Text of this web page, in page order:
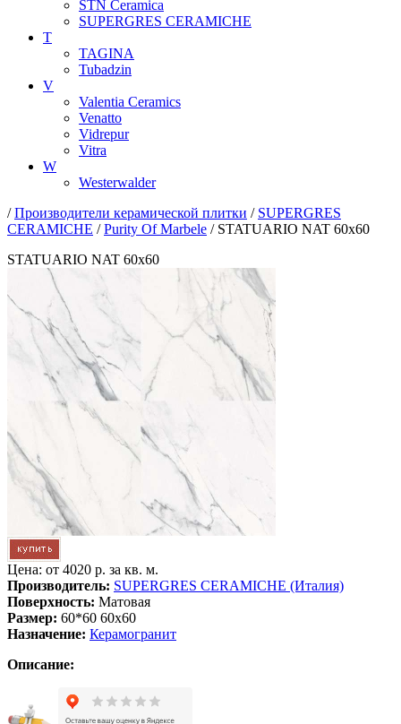
STN Ceramica
SUPERGRES CERAMICHE
T
TAGINA
Tubadzin
V
Valentia Ceramics
Venatto
Vidrepur
Vitra
W
Westerwalder
/Производители керамической плитки / SUPERGRES
CERAMICHE /Purity Of Marbele / STATUARIO NAT 60x60
STATUARIO NAT 60x60
Цена: от 4020 р. за кв. м.
Производитель: SUPERGRES CERAMICHE (Италия)
Поверхность: Матовая
Размер: 60*60 60x60
Назначение: Керамогранит
Описание: